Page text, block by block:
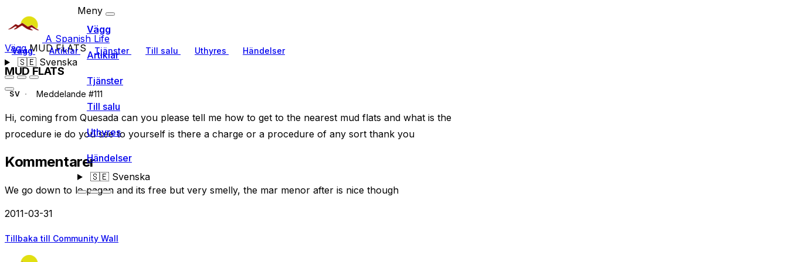
A Spanish Life
Vägg Artiklar Tjänster Till salu Uthyres Händelser
🇸🇪Svenska
Meny
Vägg
Artiklar
Tjänster
Till salu
Uthyres
Händelser
🇸🇪Svenska
VäggMUD FLATS
MUD FLATS
SV Meddelande #111
Hi, coming from Quesada can you please tell me how to get to the nearest mud flats and what is the
procedure ie do you see to yourself is there a charge or a procedure of any sort thank you
Kommentarer
We go down to lo pagan and its free but very smelly, the mar menor after is nice though
2011-03-31
Tillbaka till Community Wall